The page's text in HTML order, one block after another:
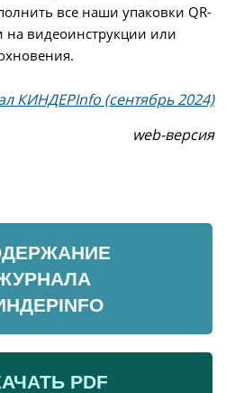
все наши упаковки QR-
видеоинструкции или
КИНДЕРInfo (сентябрь 2024)
web-версия
PDF